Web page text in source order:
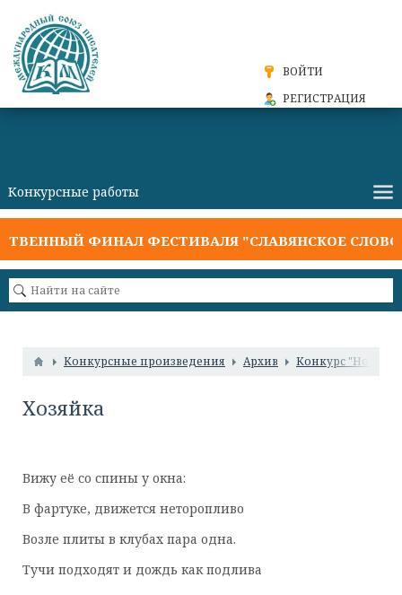
ВОЙТИ
РЕГИСТРАЦИЯ
ФИНАЛ ФЕСТИВАЛЯ "СЛАВЯНСКОЕ СЛОВО
Конкурсные произведения Архив Конкурс "Новые
Хозяйка
Вижу её со спины у окна:
В фартуке, движется неторопливо
Возле плиты в клубах пара одна.
Тучи подходят и дождь как подлива